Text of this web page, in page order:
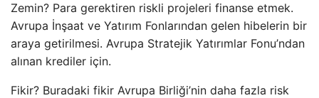
Zemin? Para gerektiren riskli projeleri finanse etmek.
Avrupa İnşaat ve Yatırım Fonlarından gelen hibelerin bir
araya getirilmesi. Avrupa Stratejik Yatırımlar Fonu’ndan
alınan krediler için.
Fikir? Buradaki fikir Avrupa Birliği’nin daha fazla risk